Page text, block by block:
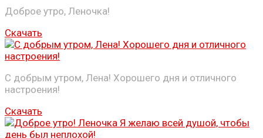
Доброе утро, Леночка!
Скачать
С добрым утром, Лена! Хорошего дня и отличного
настроения!
Скачать